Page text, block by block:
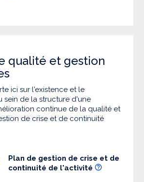
qualité et gestion
ici sur l'existence et le
sein de la structure d'une
continue de la qualité et
de crise et de continuité
Plan de gestion de crise et de
continuité de l'activité